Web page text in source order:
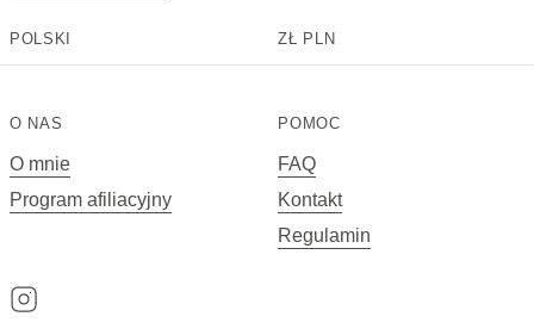
POLSKI ZŁ PLN
O NAS
O mnie
Program afiliacyjny
POMOC
FAQ
Kontakt
Regulamin